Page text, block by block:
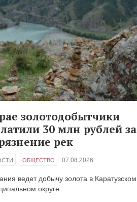
золотодобытчики
30 млн рублей за
рек
ОБЩЕСТВО 07.08.2026
ведет добычу золота в Каратузском
округе